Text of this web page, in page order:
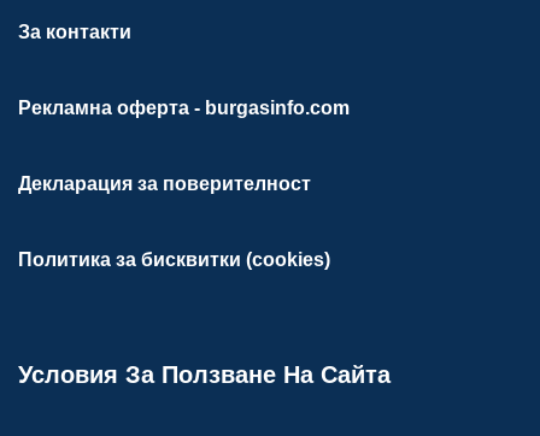
За контакти
Рекламна оферта - burgasinfo.com
Декларация за поверителност
Политика за бисквитки (cookies)
Условия За Ползване На Сайта